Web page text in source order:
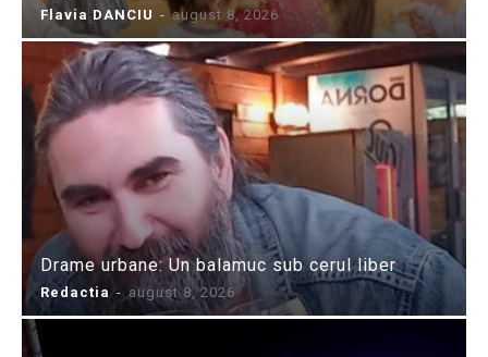
Flavia DANCIU - august 8, 2026
Drame urbane: Un balamuc sub cerul liber
Redactia - august 8, 2026